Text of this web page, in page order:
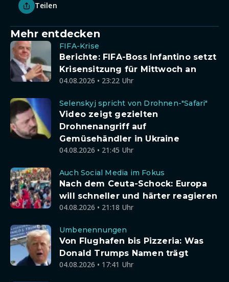
Teilen
Mehr entdecken
FIFA-Krise
Berichte: FIFA-Boss Infantino setzt
Krisensitzung für Mittwoch an
04.08.2026 • 23:22 Uhr
Selenskyj spricht von Drohnen-"Safari"
Video zeigt gezielten
Drohnenangriff auf
Gemüsehändler in Ukraine
04.08.2026 • 21:45 Uhr
Auch Social Media im Fokus
Nach dem Ceuta-Schock: Europa
will schneller und härter reagieren
04.08.2026 • 21:18 Uhr
Umbenennungen
Von Flughafen bis Pizzeria: Was
Donald Trumps Namen trägt
04.08.2026 • 17:41 Uhr